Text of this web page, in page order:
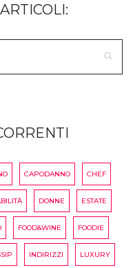
CAPODANNO CHEF
DONNE ESTATE
FOOD&WINE FOODIE
INDIRIZZI LUXURY